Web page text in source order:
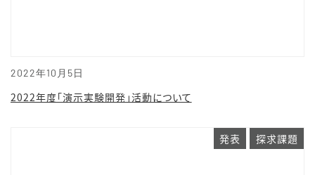
2022年10月5日
2022年度「演示実験開発」活動について
発表 探求課題